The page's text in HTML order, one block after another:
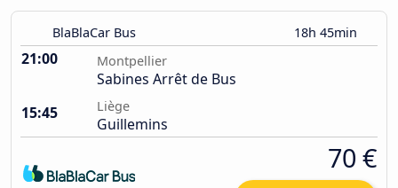
BlaBlaCar Bus 18h 45min
21:00 Montpellier
Sabines Arrêt de Bus
15:45
Liège
Guillemins
70 €